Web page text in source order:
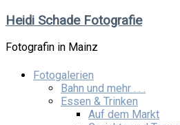
Zum
springen
Heidi Schade Fotografie
Fotografin in Mainz
Fotogalerien
Bahn und mehr . . .
Essen & Trinken
Auf dem Markt